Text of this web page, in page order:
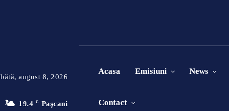
august 8, 2026
19.4 C Paşcani
Acasa Emisiuni News
Contact